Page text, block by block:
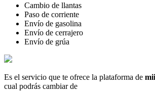
Cambio de llantas
Paso de corriente
Envío de gasolina
Envío de cerrajero
Envío de grúa
Es el servicio que te ofrece la plataforma de
cual podrás cambiar de